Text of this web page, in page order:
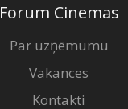
Forum Cinemas
Par uzņēmumu
Vakances
Kontakti